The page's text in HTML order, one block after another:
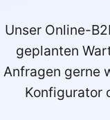
Unser Online-
geplanten
Anfragen gerne
Konfigurator